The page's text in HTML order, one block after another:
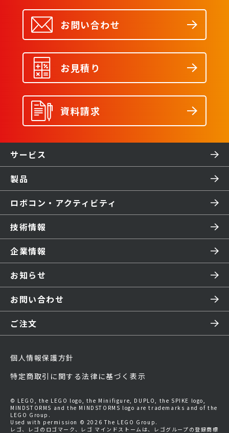
お問い合わせ
お見積り
資料請求
サービス
製品
ロボコン・アクティビティ
技術情報
企業情報
お知らせ
お問い合わせ
ご注文
個人情報保護方針
特定商取引に関する法律に基づく表示
© LEGO, the LEGO logo, the Minifigure, DUPLO, the SPIKE logo,
MINDSTORMS and the MINDSTORMS logo are trademarks and of the
LEGO Group.
Used with permission © 2026 The LEGO Group.
レゴ、レゴのロゴマーク、レゴ マインドストームは、レゴグループの登録商標